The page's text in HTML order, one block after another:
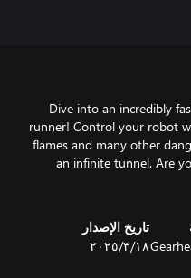
Dive into an incredibly
runner! Control your robot
flames and many other
an infinite tunnel. Are
تاريخ الإصدار
١٨‏/٣‏/٢٠٢٥